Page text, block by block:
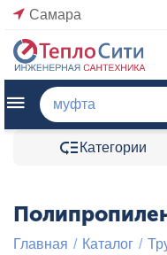
Самара
Категории
Главная / Каталог /